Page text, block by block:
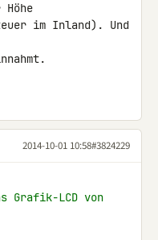
im Inland). Und
2014-10-01 10:58#3824229
Grafik-LCD von